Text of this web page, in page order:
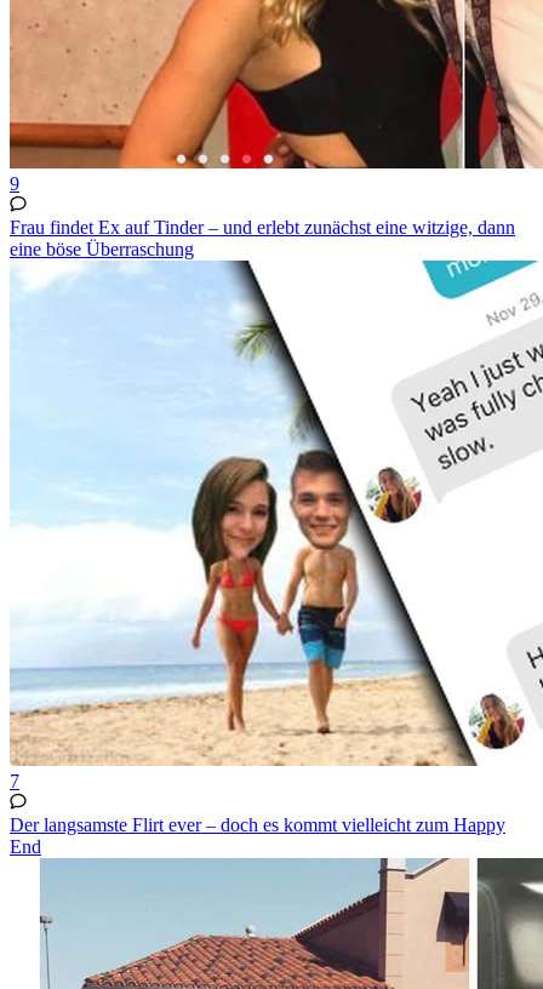
9
Frau findet Ex auf Tinder – und erlebt zunächst eine witzige, dann
eine böse Überraschung
7
Der langsamste Flirt ever – doch es kommt vielleicht zum Happy
End